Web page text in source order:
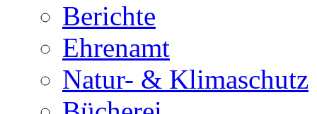
Berichte
Ehrenamt
Natur- & Klimaschutz